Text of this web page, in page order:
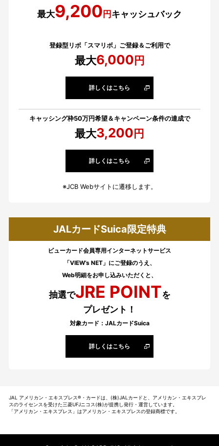
最大9,200円キャッシュバック
登録型リボ「スマリボ」ご登録＆ご利用で
最大6,000円
詳しくはこちら
キャッシング枠50万円希望＆キャンペーン条件の達成で
最大3,200円
詳しくはこちら
※JCB Webサイトに遷移します。
JALカードSuica限定特典
ビューカード会員専用インターネットサービス
「VIEW’s NET」にご登録のうえ、
Web明細をお申し込みいただくと、
抽選でJRE POINTを
プレゼント！
対象カード：JALカードSuica
詳しくはこちら
JAL アメリカン・エキスプレス®・カードは、(株)JALカードと、アメリカン・エキスプレ
スのライセンスを受けた三菱UFJニコス(株)が提携し発行・運営しています。
「アメリカン・エキスプレス」はアメリカン・エキスプレスの登録商標です。